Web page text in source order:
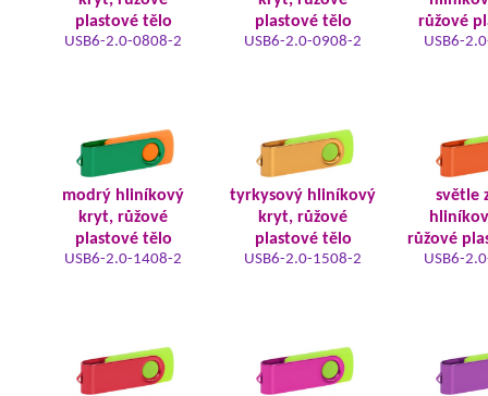
plastové tělo
USB6-2.0-0808-2
plastové tělo
USB6-2.0-0908-2
růžové
USB6-
modrý hliníkový
kryt, růžové
plastové tělo
USB6-2.0-1408-2
tyrkysový hliníkový
kryt, růžové
plastové tělo
USB6-2.0-1508-2
světle
růžové
USB6-